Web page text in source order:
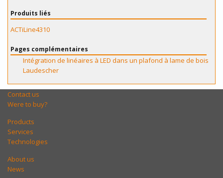
Produits liés
ACTiLine4310
Pages complémentaires
Intégration de linéaires à LED dans un plafond à lame de bois
Laudescher
Contact us
Were to buy?
Products
Services
Technologies
About us
News